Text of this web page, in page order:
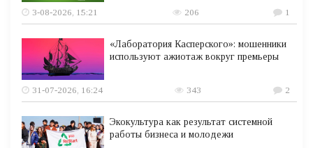
3-08-2026, 15:21
206 1
«Лаборатория Касперского»: мошенники
используют ажиотаж вокруг премьеры
31-07-2026, 16:24 343 2
Экокультура как результат системной
работы бизнеса и молодежи